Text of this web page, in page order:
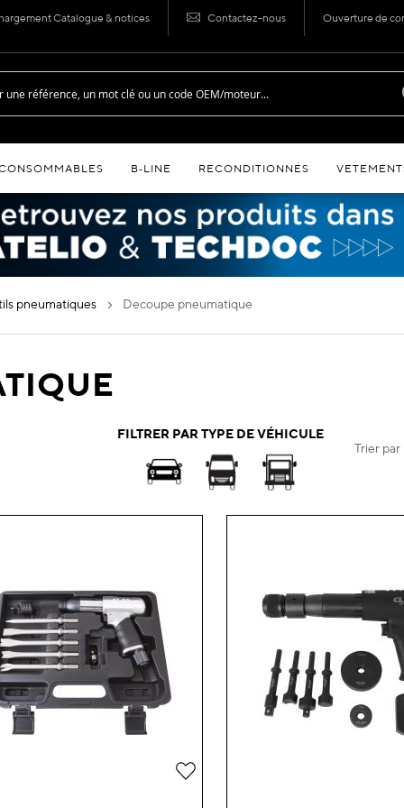
Catalogue & notices Contactez-nous Ouverture de
B‑LINE RECONDITIONNÉS
pneumatiques decoupe pneumatique
FILTRER PAR TYPE DE VÉHICULE
Trier par
Ajouter